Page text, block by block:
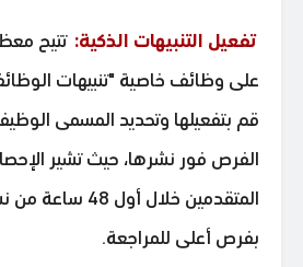
تفعيل التنبيهات الذكية: تتيح
قم بتفعيلها وتحديد المسمى
الفرص فور نشرها، حيث تشير
المتقدمين خلال
بفرص أعلى للمراجعة.